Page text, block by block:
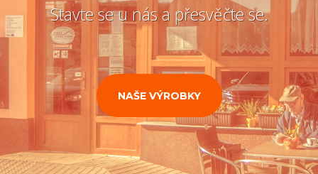
Stavte se u nás a přesvěčte se.
NAŠE VÝROBKY